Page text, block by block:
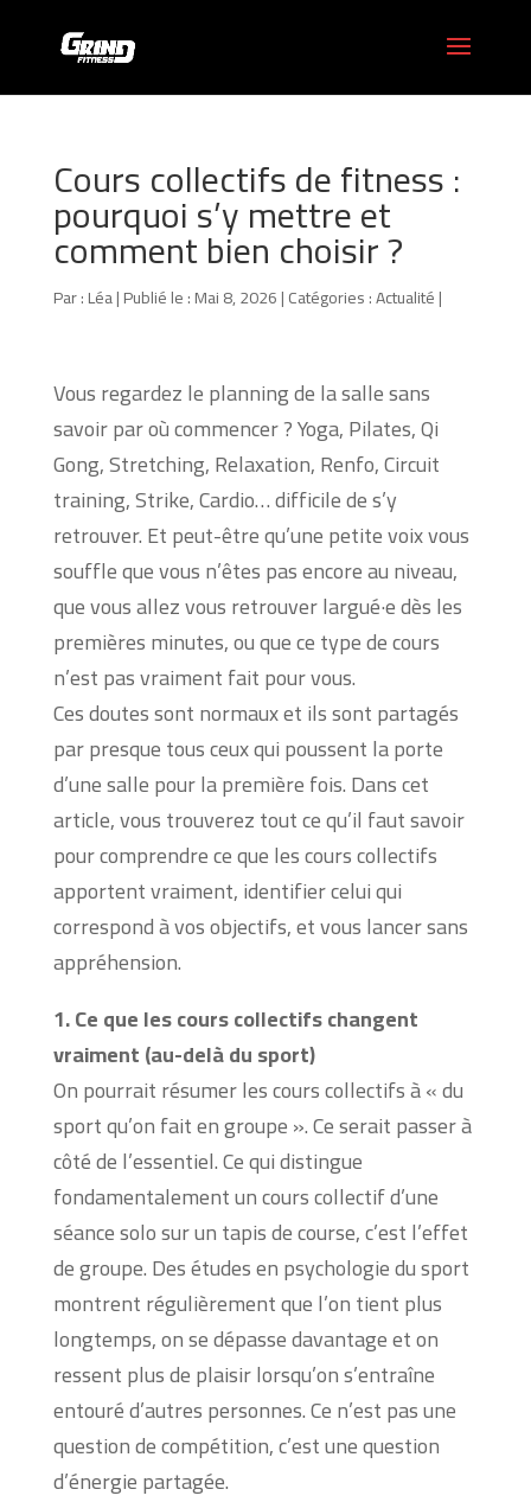
Cours collectifs de fitness :
pourquoi s’y mettre et
comment bien choisir ?
Par :Léa|Publié le : Mai 8, 2026|Catégories :Actualité|
Vous regardez le planning de la salle sans
savoir par où commencer ? Yoga, Pilates, Qi
Gong, Stretching, Relaxation, Renfo, Circuit
training, Strike, Cardio… difficile de s’y
retrouver. Et peut-être qu’une petite voix vous
souffle que vous n’êtes pas encore au niveau,
que vous allez vous retrouver largué·e dès les
premières minutes, ou que ce type de cours
n’est pas vraiment fait pour vous.
Ces doutes sont normaux et ils sont partagés
par presque tous ceux qui poussent la porte
d’une salle pour la première fois. Dans cet
article, vous trouverez tout ce qu’il faut savoir
pour comprendre ce que les cours collectifs
apportent vraiment, identifier celui qui
correspond à vos objectifs, et vous lancer sans
appréhension.
1. Ce que les cours collectifs changent
vraiment (au-delà du sport)
On pourrait résumer les cours collectifs à « du
sport qu’on fait en groupe ». Ce serait passer à
côté de l’essentiel. Ce qui distingue
fondamentalement un cours collectif d’une
séance solo sur un tapis de course, c’est l’effet
de groupe. Des études en psychologie du sport
montrent régulièrement que l’on tient plus
longtemps, on se dépasse davantage et on
ressent plus de plaisir lorsqu’on s’entraîne
entouré d’autres personnes. Ce n’est pas une
question de compétition, c’est une question
d’énergie partagée.